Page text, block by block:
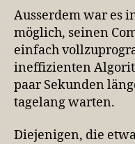
Ausserdem war es
möglich, seinen
einfach
ineffizienten
paar Sekunden
tagelang warten.
Diejenigen, die